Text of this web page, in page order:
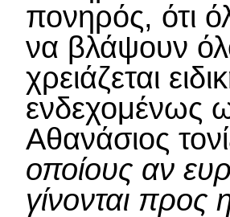
πονηρός, ότι
να βλάψουν
χρειάζεται
ενδεχομένως
Αθανάσιος
οποίους αν
γίνονται προς